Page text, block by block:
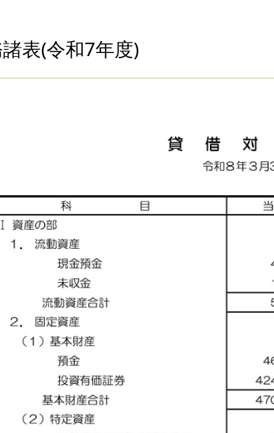
表(令和7年度)